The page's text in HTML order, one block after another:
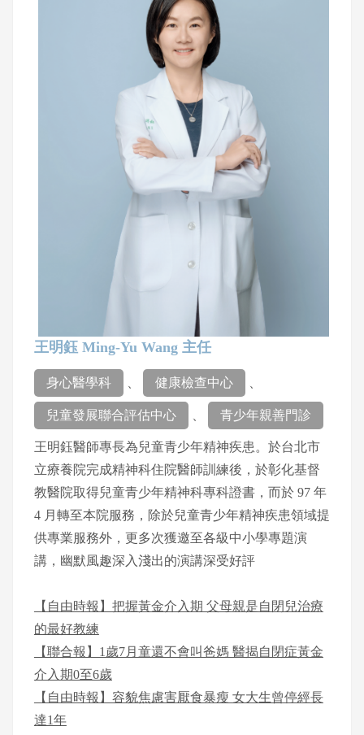
王明鈺 Ming-Yu Wang 主任
身心醫學科 健康檢查中心
兒童發展聯合評估中心 青少年親善門診
王明鈺醫師專長為兒童青少年精神疾患。於台北市
立療養院完成精神科住院醫師訓練後，於彰化基督
教醫院取得兒童青少年精神科專科證書，而於 97 年
4 月轉至本院服務，除於兒童青少年精神疾患領域提
供專業服務外，更多次獲邀至各級中小學專題演
講，幽默風趣深入淺出的演講深受好評
【自由時報】把握黃金介入期 父母親是自閉兒治療
的最好教練
【聯合報】1歲7月童還不會叫爸媽 醫揭自閉症黃金
介入期0至6歲
【自由時報】容貌焦慮害厭食暴瘦 女大生曾停經長
達1年